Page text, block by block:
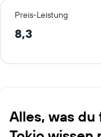
Preis-Leistung
8,3
Alles, was